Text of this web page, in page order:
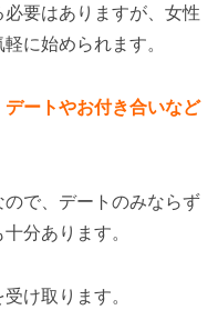
要はありますが、女性
に始められます。
ートやお付き合いなど
で、デートのみならず
分あります。
け取ります。